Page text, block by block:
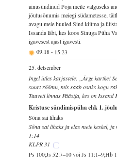
ainusündinud Poja meile valguseks
jõulusõnumis meiegi südametesse,
avagu meie huuled Sind kiitma ja
Issanda läbi, kes koos Sinuga Püha
igavesest ajast igavesti.
09.18- 15.23
25. detsember
Ingel ütles karjastele: „Ärge kartke!
suurt rõõmu, mis saab osaks kogu
Taaveti linnas Päästja, kes on
Kristuse sündimispüha ehk 1.
Sõna sai lihaks
Sõna sai lihaks ja elas meie keskel,
1:14
KLPR 31
Ps 100;Js 52:7–10 või Js 11:1–9;Hb